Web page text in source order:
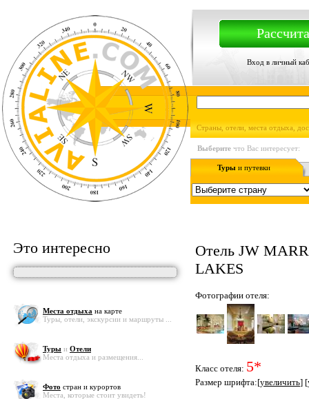
Вход в личный
Страны, отели, места отдыха,
Выберите что Вас интересует:
Туры и путевки
Это интересно
Места отдыха на карте
Туры, отели, экскурсии и маршруты ...
Туры и Отели
Места отдыха и размещения...
Фото стран и курортов
Места, которые стоит увидеть!
Отель JW
LAKES
Фотографии отеля:
Класс отеля: 5*
Размер шрифта:[увеличить] [